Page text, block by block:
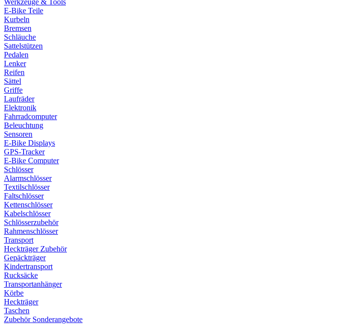
Werkzeuge & Tools
E-Bike Teile
Kurbeln
Bremsen
Schläuche
Sattelstützen
Pedalen
Lenker
Reifen
Sättel
Griffe
Laufräder
Elektronik
Fahrradcomputer
Beleuchtung
Sensoren
E-Bike Displays
GPS-Tracker
E-Bike Computer
Schlösser
Alarmschlösser
Textilschlösser
Faltschlösser
Kettenschlösser
Kabelschlösser
Schlösserzubehör
Rahmenschlösser
Transport
Heckträger Zubehör
Gepäckträger
Kindertransport
Rucksäcke
Transportanhänger
Körbe
Heckträger
Taschen
Zubehör Sonderangebote